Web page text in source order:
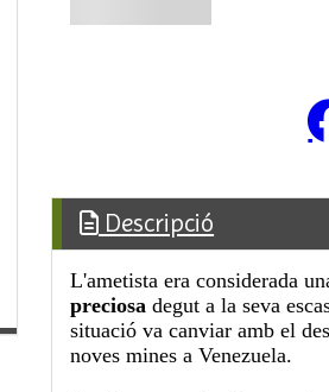
Descripció
L'ametista era considerada
preciosa degut a la seva
situació va canviar amb el
noves mines a Venezuela.